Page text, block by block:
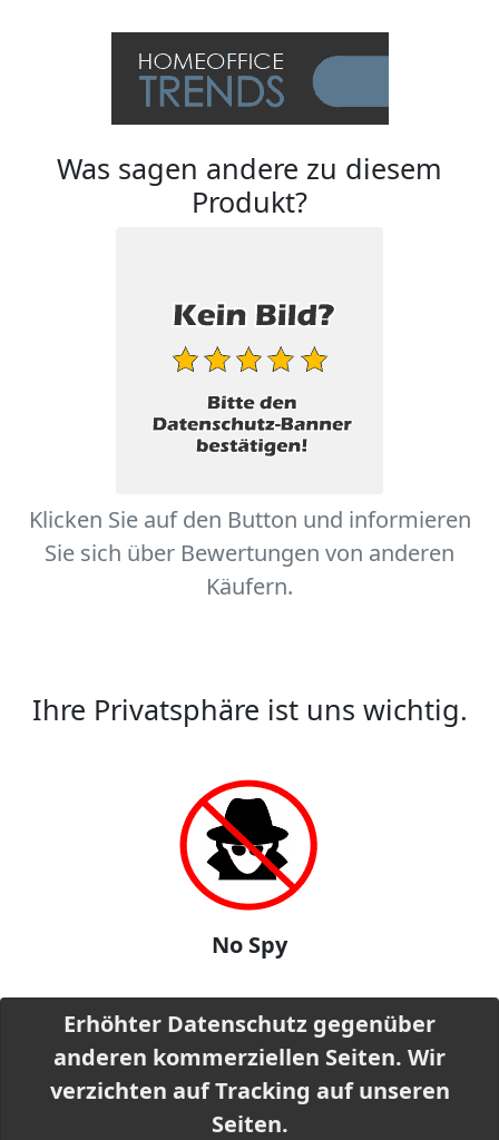
Was sagen andere zu diesem
Produkt?
Klicken Sie auf den Button und informieren
Sie sich über Bewertungen von anderen
Käufern.
Ihre Privatsphäre ist uns wichtig.
No Spy
Erhöhter Datenschutz gegenüber
anderen kommerziellen Seiten. Wir
verzichten auf Tracking auf unseren
Seiten.